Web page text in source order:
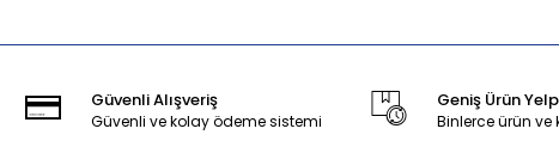
Güvenli Alışveriş
Güvenli ve kolay ödeme sistemi
Geniş Ürün
Binlerce ürün